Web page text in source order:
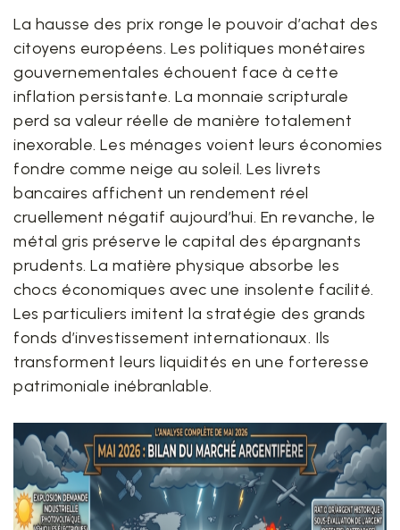
La hausse des prix ronge le pouvoir d’achat des
citoyens européens. Les politiques monétaires
gouvernementales échouent face à cette
inflation persistante. La monnaie scripturale
perd sa valeur réelle de manière totalement
inexorable. Les ménages voient leurs économies
fondre comme neige au soleil. Les livrets
bancaires affichent un rendement réel
cruellement négatif aujourd’hui. En revanche, le
métal gris préserve le capital des épargnants
prudents. La matière physique absorbe les
chocs économiques avec une insolente facilité.
Les particuliers imitent la stratégie des grands
fonds d’investissement internationaux. Ils
transforment leurs liquidités en une forteresse
patrimoniale inébranlable.